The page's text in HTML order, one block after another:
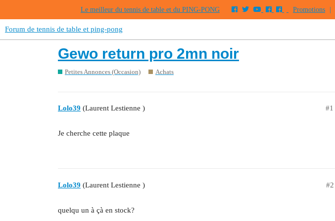
Le meilleur du tennis de table et du PING-PONG Promotions
Forum de tennis de table et ping-pong
Gewo return pro 2mn noir
Petites Annonces (Occasion) Achats
Lolo39 (Laurent Lestienne ) #1
Je cherche cette plaque
Lolo39 (Laurent Lestienne ) #2
quelqu un à çà en stock?